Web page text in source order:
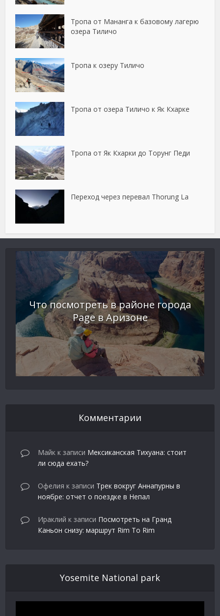
Тропа от Мананга к базовому лагерю
озера Тиличо
Тропа к озеру Тиличо
Тропа от озера Тиличо к Як Кхарке
Тропа от Як Кхарки до Торунг Педи
Переход через перевал Thorung La
Что посмотреть в районе города
Page в Аризоне
Комментарии
Майк к записи Мексиканская Тихуана: стоит
ли сюда ехать?
Офелия к записи Трек вокруг Аннапурны в
ноябре: отчет о поездке в Непал
Ираклий к записи Посмотреть на Гранд
Каньон снизу: маршрут Rim To Rim
Yosemite National park